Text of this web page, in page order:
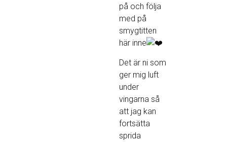
på och följa
med på
smygtitten
här inne
Det är ni som
ger mig luft
under
vingarna så
att jag kan
fortsätta
sprida